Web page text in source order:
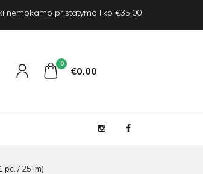
nemokamo pristatymo liko €35.00
0
€0 00
pc. / 25 lm)